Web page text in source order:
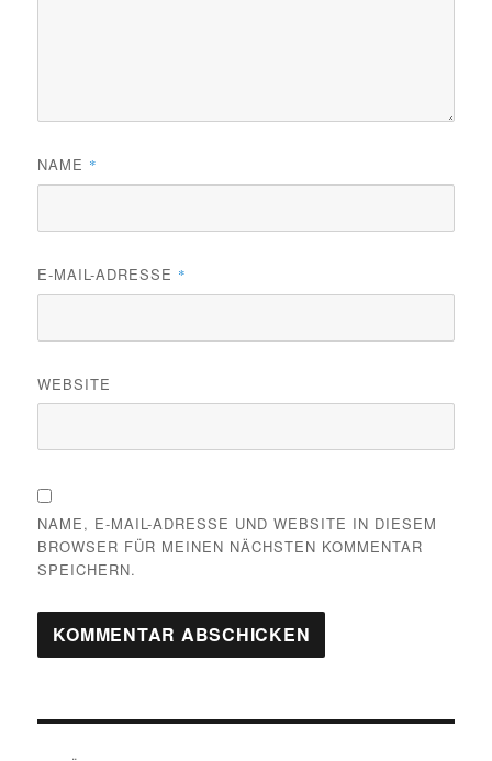
NAME *
E-MAIL-ADRESSE *
WEBSITE
NAME, E-MAIL-ADRESSE UND WEBSITE IN DIESEM
BROWSER FÜR MEINEN NÄCHSTEN KOMMENTAR
SPEICHERN.